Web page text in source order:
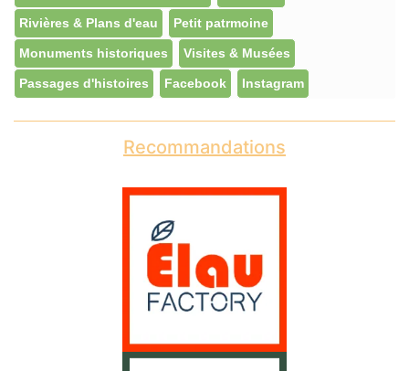
Rivières & Plans d'eau Petit patrmoine
Monuments historiques Visites & Musées
Passages d'histoires Facebook Instagram
Recommandations